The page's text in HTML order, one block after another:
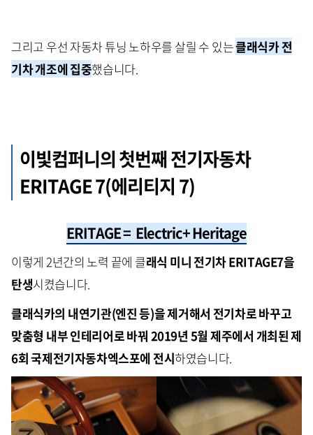
그리고 우선 자동차 튜닝 노하우를 살릴 수 있는클래식카 전
기차 개조에 집중했습니다.
이빛컴퍼니의 첫번째 전기자동차
ERITAGE 7(에리티지 7)
ERITAGE = Electric+ Heritage
이렇게 2년간의 노력 끝에 클래식 미니 전기차 ERITAGE7을
탄생시켰습니다.
클래식카의 내연기관(엔진 등)을 제거해서 전기차로 바꾸고
맞춤형 내부 인테리어로 바꿔 2019년 5월 제주에서 개최된 제
6회 국제전기자동차엑스포에 전시하였습니다.